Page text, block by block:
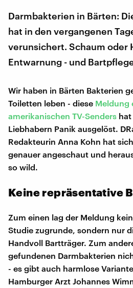
Darmbakterien in Bärten:
hat in den vergangenen
verunsichert. Schaum oder
Entwarnung - und
Wir haben in Bärten Bakterien
Toiletten leben - diese Meldung
amerikanischen TV-Senders
Liebhabern Panik ausgelöst.
Redakteurin Anna Kohn hat
genauer angeschaut und
so wild.
Keine repräsentative
Zum einen lag der Meldung
Studie zugrunde, sondern nur
Handvoll Bartträger. Zum
gefundenen Darmbakterien
- es gibt auch harmlose
Hamburger Arzt Johannes